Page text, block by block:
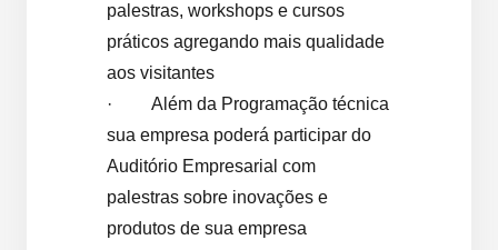
palestras, workshops e cursos
práticos agregando mais qualidade
aos visitantes
· Além da Programação técnica
sua empresa poderá participar do
Auditório Empresarial com
palestras sobre inovações e
produtos de sua empresa